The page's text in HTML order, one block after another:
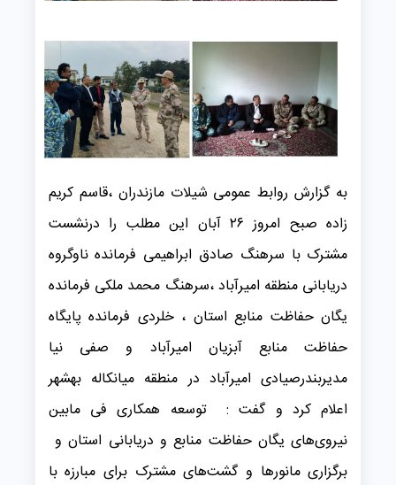
به گزارش روابط عمومی شیلات مازندران ،قاسم کریم
زاده صبح امروز ۲۶ آبان این مطلب را درنشست
مشترک با سرهنگ صادق ابراهیمی فرمانده ناوگروه
دریابانی منطقه امیرآباد ،سرهنگ محمد ملکی فرمانده
یگان حفاظت منابع استان ، خلردی فرمانده پایگاه
حفاظت منابع آبزیان امیرآباد و صفی نیا
مدیربندرصیادی امیرآباد در منطقه میانکاله بهشهر
اعلام کرد و گفت : توسعه همکاری فی مابین
نیروی‌های یگان حفاظت منابع و دریابانی استان و
برگزاری مانورها و گشت‌های مشترک برای مبارزه با